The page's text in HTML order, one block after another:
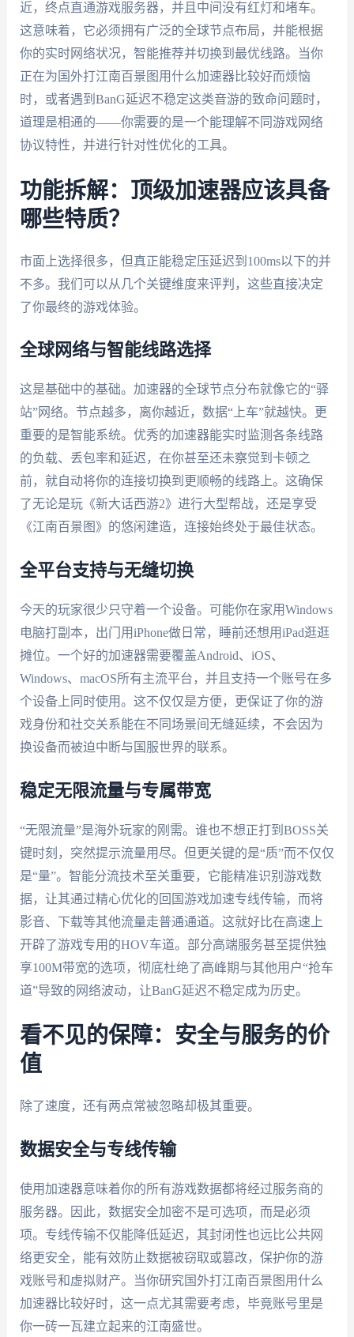
近，终点直通游戏服务器，并且中间没有红灯和堵车。
这意味着，它必须拥有广泛的全球节点布局，并能根据
你的实时网络状况，智能推荐并切换到最优线路。当你
正在为国外打江南百景图用什么加速器比较好而烦恼
时，或者遇到BanG延迟不稳定这类音游的致命问题时，
道理是相通的——你需要的是一个能理解不同游戏网络
协议特性，并进行针对性优化的工具。
功能拆解：顶级加速器应该具备
哪些特质？
市面上选择很多，但真正能稳定压延迟到100ms以下的并
不多。我们可以从几个关键维度来评判，这些直接决定
了你最终的游戏体验。
全球网络与智能线路选择
这是基础中的基础。加速器的全球节点分布就像它的“驿
站”网络。节点越多，离你越近，数据“上车”就越快。更
重要的是智能系统。优秀的加速器能实时监测各条线路
的负载、丢包率和延迟，在你甚至还未察觉到卡顿之
前，就自动将你的连接切换到更顺畅的线路上。这确保
了无论是玩《新大话西游2》进行大型帮战，还是享受
《江南百景图》的悠闲建造，连接始终处于最佳状态。
全平台支持与无缝切换
今天的玩家很少只守着一个设备。可能你在家用Windows
电脑打副本，出门用iPhone做日常，睡前还想用iPad逛逛
摊位。一个好的加速器需要覆盖Android、iOS、
Windows、macOS所有主流平台，并且支持一个账号在多
个设备上同时使用。这不仅仅是方便，更保证了你的游
戏身份和社交关系能在不同场景间无缝延续，不会因为
换设备而被迫中断与国服世界的联系。
稳定无限流量与专属带宽
“无限流量”是海外玩家的刚需。谁也不想正打到BOSS关
键时刻，突然提示流量用尽。但更关键的是“质”而不仅仅
是“量”。智能分流技术至关重要，它能精准识别游戏数
据，让其通过精心优化的回国游戏加速专线传输，而将
影音、下载等其他流量走普通通道。这就好比在高速上
开辟了游戏专用的HOV车道。部分高端服务甚至提供独
享100M带宽的选项，彻底杜绝了高峰期与其他用户“抢车
道”导致的网络波动，让BanG延迟不稳定成为历史。
看不见的保障：安全与服务的价
值
除了速度，还有两点常被忽略却极其重要。
数据安全与专线传输
使用加速器意味着你的所有游戏数据都将经过服务商的
服务器。因此，数据安全加密不是可选项，而是必须
项。专线传输不仅能降低延迟，其封闭性也远比公共网
络更安全，能有效防止数据被窃取或篡改，保护你的游
戏账号和虚拟财产。当你研究国外打江南百景图用什么
加速器比较好时，这一点尤其需要考虑，毕竟账号里是
你一砖一瓦建立起来的江南盛世。